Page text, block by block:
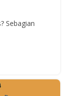
Sebagian